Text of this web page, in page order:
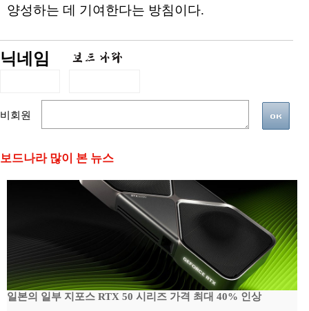
양성하는 데 기여한다는 방침이다.
닉네임
비회원
보드나라 많이 본 뉴스
일본의 일부 지포스 RTX 50 시리즈 가격 최대 40% 인상